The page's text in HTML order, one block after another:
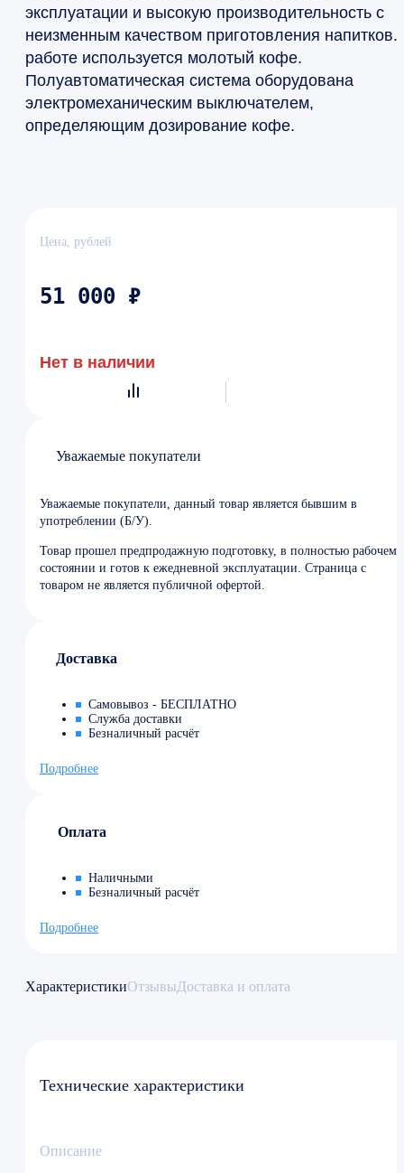
эксплуатации и высокую производительность с
неизменным качеством приготовления напитков.
работе используется молотый кофе.
Полуавтоматическая система оборудована
электромеханическим выключателем,
определяющим дозирование кофе.
Цена, рублей
51 000 ₽
Нет в наличии
Уважаемые покупатели
Уважаемые покупатели, данный товар является бывшим в
употреблении (Б/У).
Товар прошел предпродажную подготовку, в полностью рабочем
состоянии и готов к ежедневной эксплуатации. Страница с
товаром не является публичной офертой.
Доставка
Самовывоз - БЕСПЛАТНО
Служба доставки
Безналичный расчёт
Подробнее
Оплата
Наличными
Безналичный расчёт
Подробнее
ХарактеристикиОтзывыДоставка и оплата
Технические характеристики
Описание